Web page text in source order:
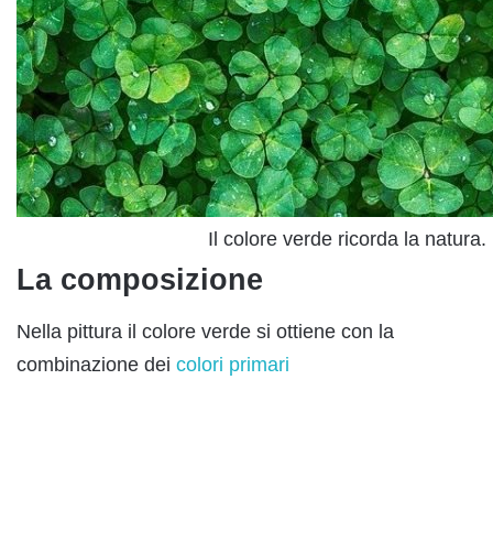
Il colore verde ricorda la natura.
La composizione
Nella pittura il colore verde si ottiene con la
combinazione dei colori primari